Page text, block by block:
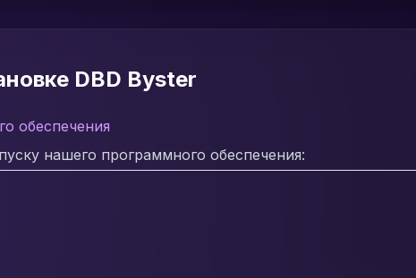
DBD Byster
обеспечения
нашего программного обеспечения: